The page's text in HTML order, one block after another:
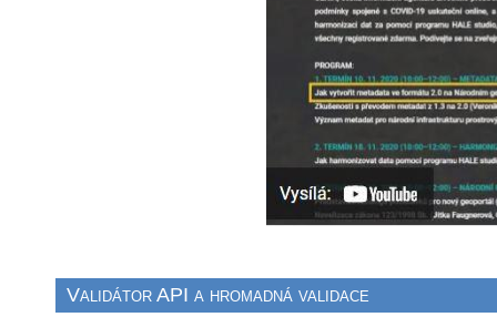
Validátor API a hromadná validace